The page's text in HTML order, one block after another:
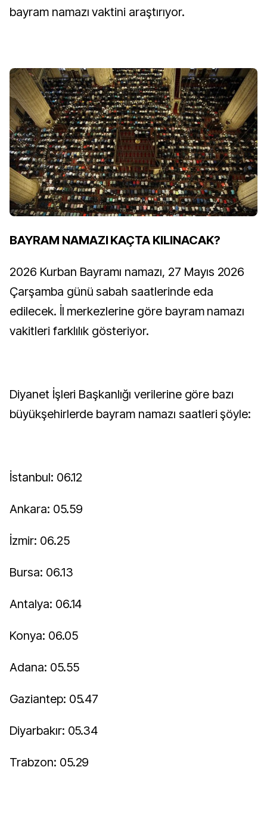
bayram namazı vaktini araştırıyor.
BAYRAM NAMAZI KAÇTA KILINACAK?
2026 Kurban Bayramı namazı, 27 Mayıs 2026
Çarşamba günü sabah saatlerinde eda
edilecek. İl merkezlerine göre bayram namazı
vakitleri farklılık gösteriyor.
Diyanet İşleri Başkanlığı verilerine göre bazı
büyükşehirlerde bayram namazı saatleri şöyle:
İstanbul: 06.12
Ankara: 05.59
İzmir: 06.25
Bursa: 06.13
Antalya: 06.14
Konya: 06.05
Adana: 05.55
Gaziantep: 05.47
Diyarbakır: 05.34
Trabzon: 05.29